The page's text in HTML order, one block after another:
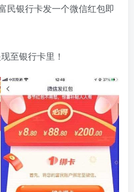
民银行卡发一个微信红包即
至银行卡里！